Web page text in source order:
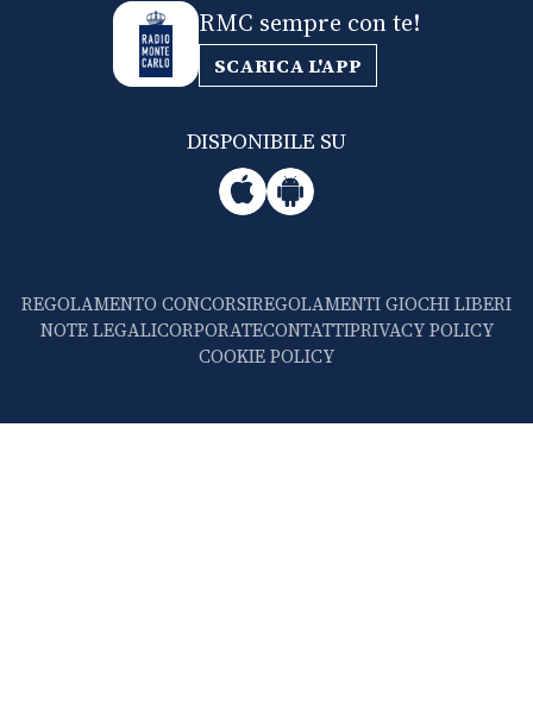
RMC sempre con te!
SCARICA L'APP
DISPONIBILE SU
REGOLAMENTO CONCORSIREGOLAMENTI GIOCHI LIBERI
NOTE LEGALICORPORATECONTATTIPRIVACY POLICY
COOKIE POLICY